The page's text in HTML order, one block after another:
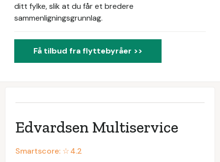
ditt fylke, slik at du får et bredere
sammenligningsgrunnlag.
Få tilbud fra flyttebyråer >>
Edvardsen Multiservice
Smartscore: ☆4.2